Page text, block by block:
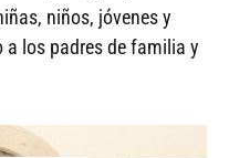
niños, jóvenes y
a los padres de familia y